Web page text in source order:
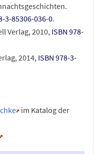
3-85306-036-0.
Verlag, 2010, ISBN 978-
2014, ISBN 978-3-
im Katalog der